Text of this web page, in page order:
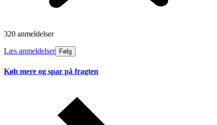
320 anmeldelser
Læs anmeldelser Følg
Køb mere og spar på fragten